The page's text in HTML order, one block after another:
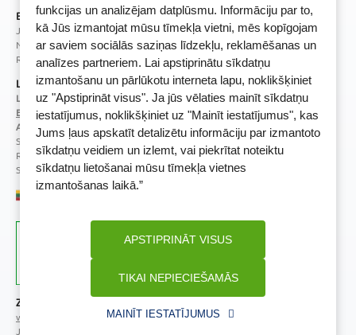
funkcijas un analizējam datplūsmu. Informāciju par to,
kā Jūs izmantojat mūsu tīmekļa vietni, mēs kopīgojam
ar saviem sociālās saziņas līdzekļu, reklamēšanas un
analīzes partneriem. Lai apstiprinātu sīkdatņu
izmantošanu un pārlūkotu interneta lapu, noklikšķiniet
uz "Apstiprināt visus". Ja jūs vēlaties mainīt sīkdatņu
iestatījumus, noklikšķiniet uz "Mainīt iestatījumus", kas
Jums ļaus apskatīt detalizētu informāciju par izmantoto
sīkdatņu veidiem un izlemt, vai piekrītat noteiktu
sīkdatņu lietošanai mūsu tīmekļa vietnes
izmantošanas laikā.”
TIKAI NEPIECIEŠAMĀS
APSTIPRINĀT VISUS
MAINĪT IESTATĪJUMUS
BENU Aptieka Latvija, SIA
Juridiskā adrese / Faktiskā adrese:
Noliktavu iela 5, Dreiliņi, Stopiņu novads, LV-2130
Reģistrācijas Nr.: 40003252167
Licence
Licences numurs:A00010
E-aptiekas kontakti
Aptiekas vadītāja:
Sertificēta farmaceite: Jeļena Gončarova
Reģistrācijas Nr.: F-0834
Sertifikāta Nr.: 092.2020
Zāļu valsts aģentūra
www.zva.gov.lv
Jersikas iela 15, Rīga
www.vi.gov.lv